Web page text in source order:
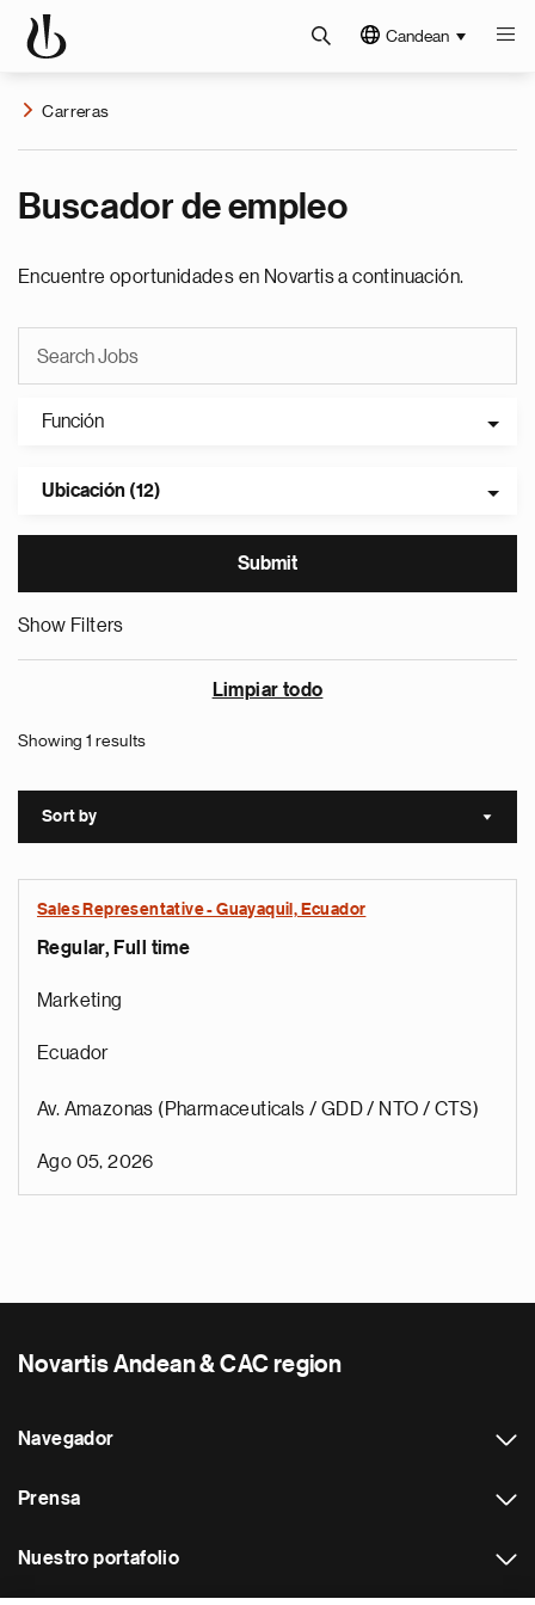
Candean
Carreras
Buscador de empleo
Encuentre oportunidades en Novartis a continuación.
Función
Ubicación (12)
Show Filters
Limpiar todo
Showing 1 results
Sort by Sort
Sales Representative - Guayaquil, Ecuador
Regular, Full time
Marketing
Ecuador
Av. Amazonas (Pharmaceuticals / GDD / NTO / CTS)
Ago 05, 2026
Novartis Andean & CAC region
Navegador
Prensa
Nuestro portafolio